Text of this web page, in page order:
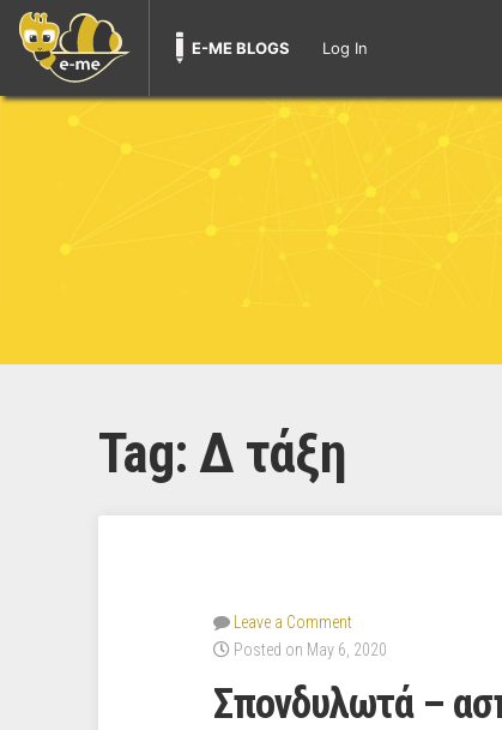
E-ME BLOGS Log In
Tag: Δ τάξη
Leave a Comment
Posted on May 6, 2020
Σπονδυλωτά –